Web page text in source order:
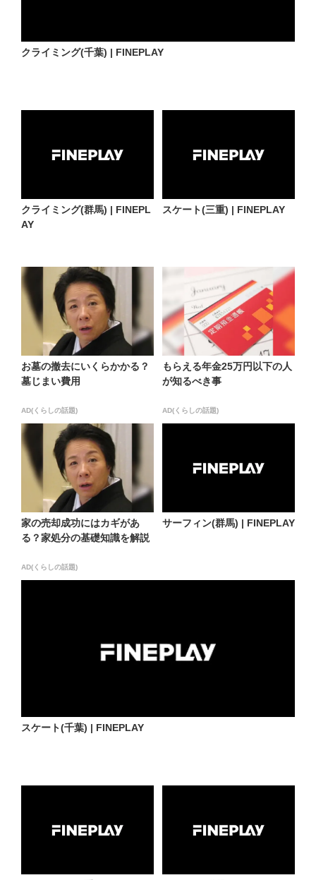
クライミング(千葉) | FINEPLAY
クライミング(群馬) | FINEPL
AY
スケート(三重) | FINEPLAY
お墓の撤去にいくらかかる？
墓じまい費用
AD(くらしの話題)
もらえる年金25万円以下の人
が知るべき事
AD(くらしの話題)
家の売却成功にはカギがあ
る？家処分の基礎知識を解説
AD(くらしの話題)
サーフィン(群馬) | FINEPLAY
スケート(千葉) | FINEPLAY